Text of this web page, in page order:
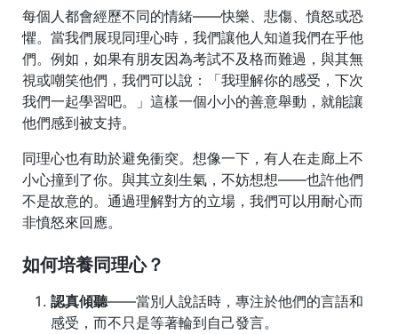
每個人都會經歷不同的情緒——快樂、悲傷、憤怒或恐
懼。當我們展現同理心時，我們讓他人知道我們在乎他
們。例如，如果有朋友因為考試不及格而難過，與其無
視或嘲笑他們，我們可以說：「我理解你的感受，下次
我們一起學習吧。」這樣一個小小的善意舉動，就能讓
他們感到被支持。
同理心也有助於避免衝突。想像一下，有人在走廊上不
小心撞到了你。與其立刻生氣，不妨想想——也許他們
不是故意的。通過理解對方的立場，我們可以用耐心而
非憤怒來回應。
如何培養同理心？
認真傾聽——當別人說話時，專注於他們的言語和
感受，而不只是等著輪到自己發言。